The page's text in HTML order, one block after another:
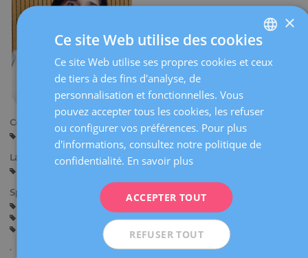
Centres:
Sabadell
Langues:
Spécialités:
Grossesse et Accouchement
Gynécologie Générale
Infections de transmission sexuelle
Pathologie du Tractus Génital Inférieur
SPANISH
×
Ce site Web utilise des cookies
Ce site Web utilise ses propres cookies et ceux
de tiers à des fins d'analyse, de
personnalisation et fonctionnelles. Vous
pouvez accepter tous les cookies, les refuser
ou configurer vos préférences. Pour plus
d'informations, consultez notre politique de
confidentialité. En savoir plus
ACCEPTER TOUT
REFUSER TOUT